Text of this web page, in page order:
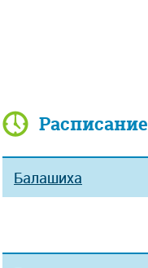
Расписание
Балашиха